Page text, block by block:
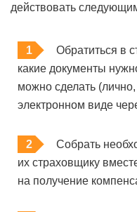
действовать
Обратиться в
какие документы
можно сделать
электронном виде
Собрать
их страховщику
на получение